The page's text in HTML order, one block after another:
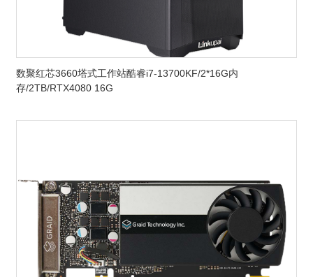
数聚红芯3660塔式工作站酷睿i7-13700KF/2*16G内
存/2TB/RTX4080 16G